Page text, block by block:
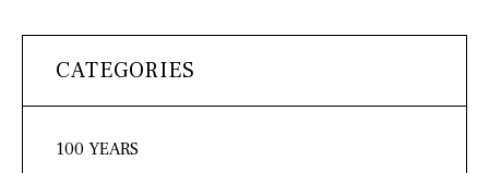
CATEGORIES
100 YEARS